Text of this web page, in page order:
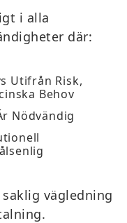
i alla
där:
Utifrån Risk,
Behov
Nödvändig
vägledning